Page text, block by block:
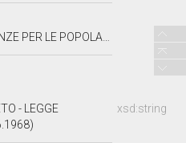
DELL'AUTUNNO 1966
xsd:string
- LEGGE